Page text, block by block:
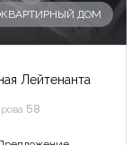
ДОМ
Лейтенанта
58